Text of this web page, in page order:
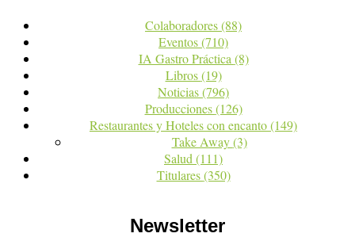
Colaboradores(88)
Eventos(710)
IA Gastro Práctica (8)
Libros(19)
Noticias(796)
Producciones(126)
Restaurantes y Hoteles con encanto(149)
Take Away(3)
Salud (111)
Titulares(350)
Newsletter